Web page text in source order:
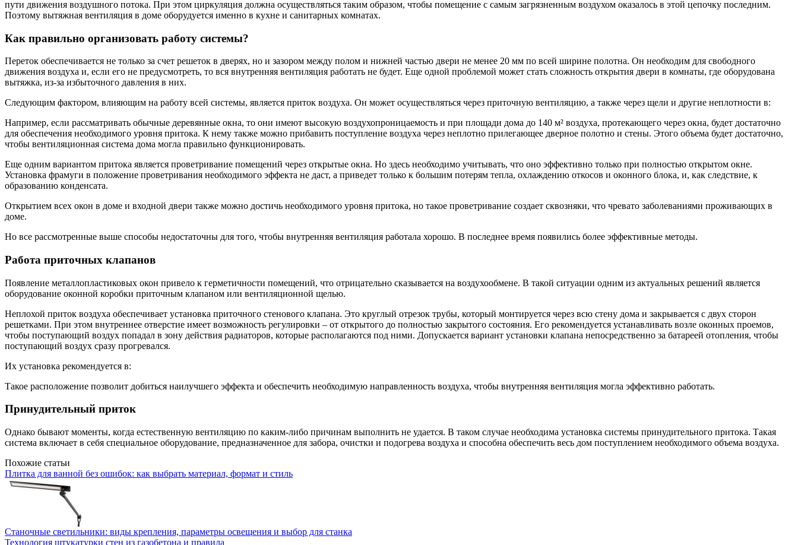
пути движения воздушного потока. При этом циркуляция должна осуществляться таким образом, чтобы помещение с самым загрязненным воздухом оказалось в этой цепочку последним.
Поэтому вытяжная вентиляция в доме оборудуется именно в кухне и санитарных комнатах.
Как правильно организовать работу системы?
Переток обеспечивается не только за счет решеток в дверях, но и зазором между полом и нижней частью двери не менее 20 мм по всей ширине полотна. Он необходим для свободного
движения воздуха и, если его не предусмотреть, то вся внутренняя вентиляция работать не будет. Еще одной проблемой может стать сложность открытия двери в комнаты, где оборудована
вытяжка, из-за избыточного давления в них.
Следующим фактором, влияющим на работу всей системы, является приток воздуха. Он может осуществляться через приточную вентиляцию, а также через щели и другие неплотности в:
Например, если рассматривать обычные деревянные окна, то они имеют высокую воздухопроницаемость и при площади дома до 140 м² воздуха, протекающего через окна, будет достаточно
для обеспечения необходимого уровня притока. К нему также можно прибавить поступление воздуха через неплотно прилегающее дверное полотно и стены. Этого объема будет достаточно,
чтобы вентиляционная система дома могла правильно функционировать.
Еще одним вариантом притока является проветривание помещений через открытые окна. Но здесь необходимо учитывать, что оно эффективно только при полностью открытом окне.
Установка фрамуги в положение проветривания необходимого эффекта не даст, а приведет только к большим потерям тепла, охлаждению откосов и оконного блока, и, как следствие, к
образованию конденсата.
Открытием всех окон в доме и входной двери также можно достичь необходимого уровня притока, но такое проветривание создает сквозняки, что чревато заболеваниями проживающих в
доме.
Но все рассмотренные выше способы недостаточны для того, чтобы внутренняя вентиляция работала хорошо. В последнее время появились более эффективные методы.
Работа приточных клапанов
Появление металлопластиковых окон привело к герметичности помещений, что отрицательно сказывается на воздухообмене. В такой ситуации одним из актуальных решений является
оборудование оконной коробки приточным клапаном или вентиляционной щелью.
Неплохой приток воздуха обеспечивает установка приточного стенового клапана. Это круглый отрезок трубы, который монтируется через всю стену дома и закрывается с двух сторон
решетками. При этом внутреннее отверстие имеет возможность регулировки – от открытого до полностью закрытого состояния. Его рекомендуется устанавливать возле оконных проемов,
чтобы поступающий воздух попадал в зону действия радиаторов, которые располагаются под ними. Допускается вариант установки клапана непосредственно за батареей отопления, чтобы
поступающий воздух сразу прогревался.
Их установка рекомендуется в:
Такое расположение позволит добиться наилучшего эффекта и обеспечить необходимую направленность воздуха, чтобы внутренняя вентиляция могла эффективно работать.
Принудительный приток
Однако бывают моменты, когда естественную вентиляцию по каким-либо причинам выполнить не удается. В таком случае необходима установка системы принудительного притока. Такая
система включает в себя специальное оборудование, предназначенное для забора, очистки и подогрева воздуха и способна обеспечить весь дом поступлением необходимого объема воздуха.
Похожие статьи
Плитка для ванной без ошибок: как выбрать материал, формат и стиль
Станочные светильники: виды крепления, параметры освещения и выбор для станка
Технология штукатурки стен из газобетона и правила